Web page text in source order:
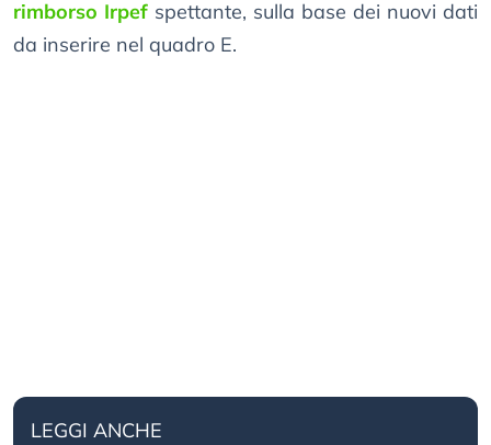
rimborso Irpef spettante, sulla base dei nuovi dati
da inserire nel quadro E.
LEGGI ANCHE